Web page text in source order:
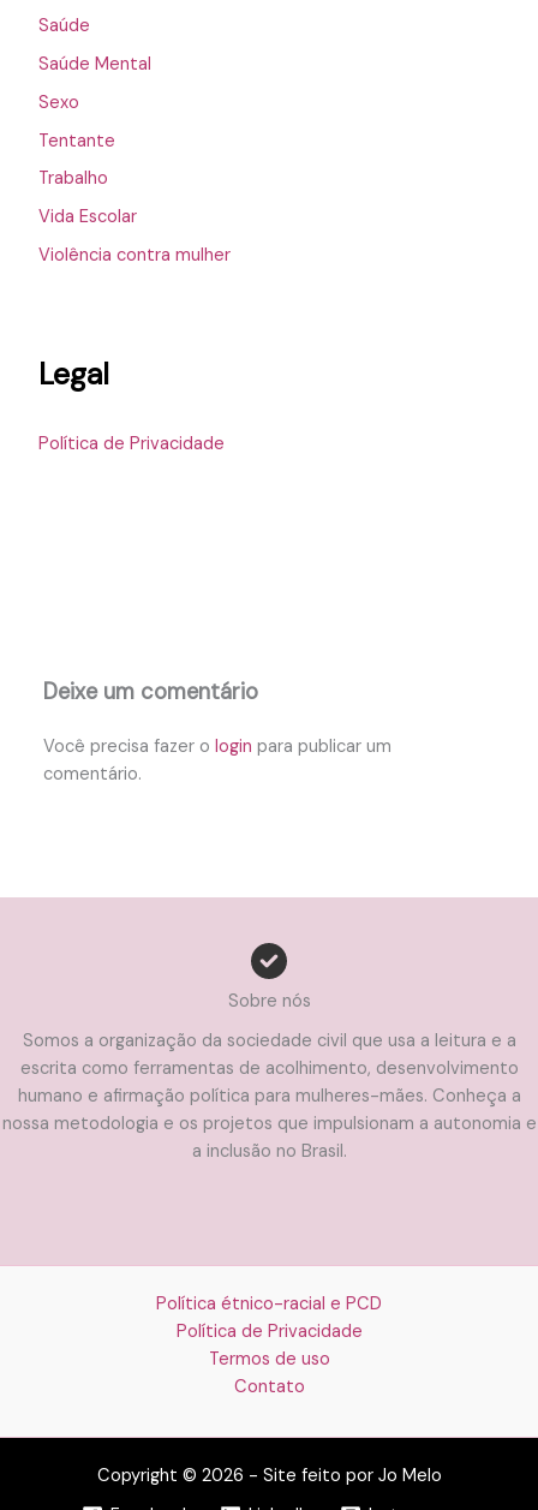
Saúde
Saúde Mental
Sexo
Tentante
Trabalho
Vida Escolar
Violência contra mulher
Legal
Política de Privacidade
Deixe um comentário
Você precisa fazer ologin para publicar um
comentário.
Sobre nós
Somos a organização da sociedade civil que usa a leitura e a
escrita como ferramentas de acolhimento, desenvolvimento
humano e afirmação política para mulheres-mães. Conheça a
nossa metodologia e os projetos que impulsionam a autonomia e
a inclusão no Brasil.
Política étnico-racial e PCD
Política de Privacidade
Termos de uso
Contato
Copyright © 2026 - Site feito por Jo Melo